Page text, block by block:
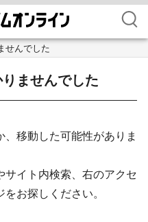
検索
せんでした
ませんでした
移動した可能性がありま
サイト内検索、右のアクセ
お探しください。